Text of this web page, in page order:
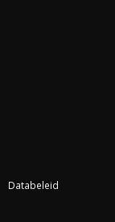
Databeleid